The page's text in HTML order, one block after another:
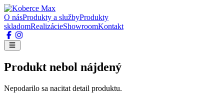
O násProdukty a službyProdukty
skladomRealizácieShowroomKontakt
Produkt nebol nájdený
Nepodarilo sa nacitat detail produktu.